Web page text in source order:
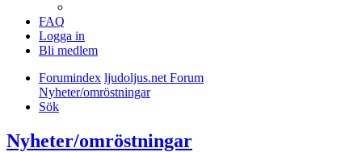
FAQ
Logga in
Bli medlem
Forumindex ljudoljus.net Forum
Nyheter/omröstningar
Sök
Nyheter/omröstningar